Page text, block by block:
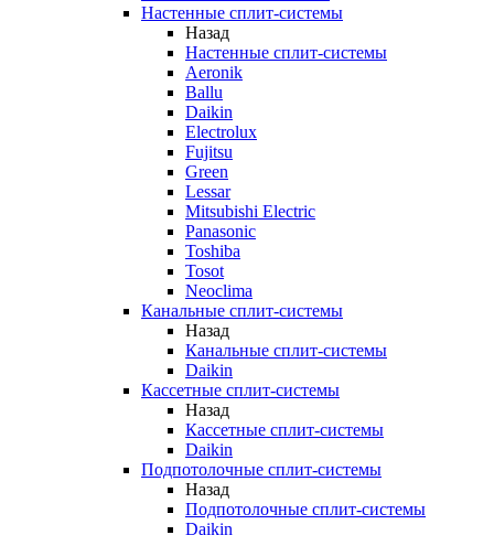
Настенные сплит-системы
Назад
Настенные сплит-системы
Aeronik
Ballu
Daikin
Electrolux
Fujitsu
Green
Lessar
Mitsubishi Electric
Panasonic
Toshiba
Tosot
Neoclima
Канальные сплит-системы
Назад
Канальные сплит-системы
Daikin
Кассетные сплит-системы
Назад
Кассетные сплит-системы
Daikin
Подпотолочные сплит-системы
Назад
Подпотолочные сплит-системы
Daikin